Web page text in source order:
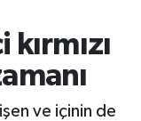
ve içinin de